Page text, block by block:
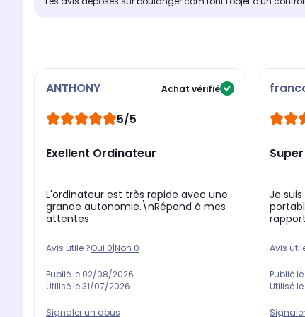
ANTHONY Achat vérifié
5/5
Exellent Ordinateur
L'ordinateur est très rapide avec une
grande autonomie.\nRépond à mes
attentes
Avis utile ?Oui 0|Non 0
Publié le 02/08/2026
Utilisé le31/07/2026
Signaler un abus
Je
Avis
Publié le
Utilisé le